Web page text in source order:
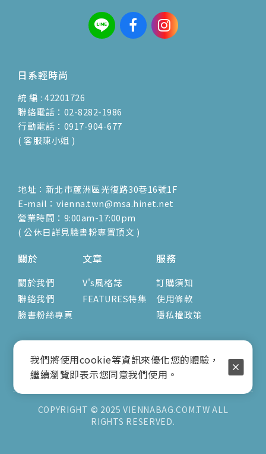
日系輕時尚
統 編 : 42201726
聯絡電話：02-8282-1986
行動電話：0917-904-677
( 客服陳小姐 )
地址：新北市蘆洲區光復路30巷16號1F
E-mail：vienna.twn@msa.hinet.net
營業時間：9:00am-17:00pm
( 公休日詳見臉書粉專置頂文 )
關於
關於我們
聯絡我們
臉書粉絲專頁
文章
V's風格誌
FEATURES特集
服務
訂購須知
使用條款
隱私權政策
COPYRIGHT © 2025 VIENNABAG.COM.TW ALL
RIGHTS RESERVED.
我們將使用cookie等資訊來優化您的體驗，
繼續瀏覽即表示您同意我們使用。